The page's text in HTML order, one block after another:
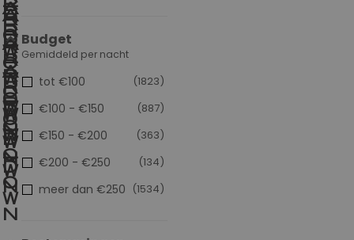
Budget
Gemiddeld per nacht
(1823)
tot €100
(887)
€100 - €150
(363)
€150 - €200
(134)
€200 - €250
(1534)
meer dan €250